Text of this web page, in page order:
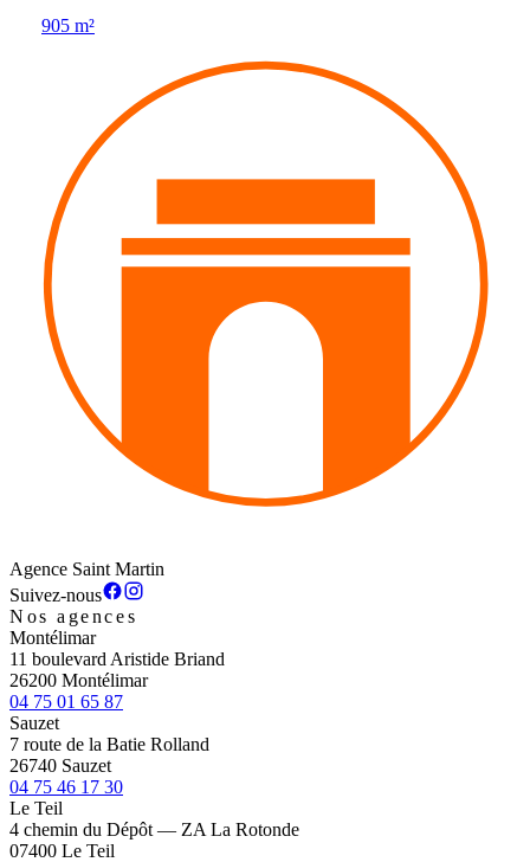
905 m²
Agence Saint Martin
Suivez-nous
Nos agences
Montélimar
11 boulevard Aristide Briand
26200 Montélimar
04 75 01 65 87
Sauzet
7 route de la Batie Rolland
26740 Sauzet
04 75 46 17 30
Le Teil
4 chemin du Dépôt — ZA La Rotonde
07400 Le Teil